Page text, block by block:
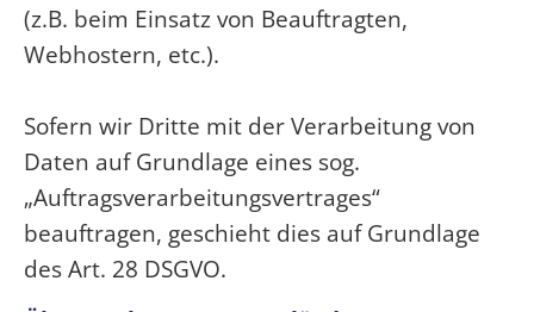
(z.B. beim Einsatz von Beauftragten,
Webhostern, etc.).
Sofern wir Dritte mit der Verarbeitung von
Daten auf Grundlage eines sog.
„Auftragsverarbeitungsvertrages“
beauftragen, geschieht dies auf Grundlage
des Art. 28 DSGVO.